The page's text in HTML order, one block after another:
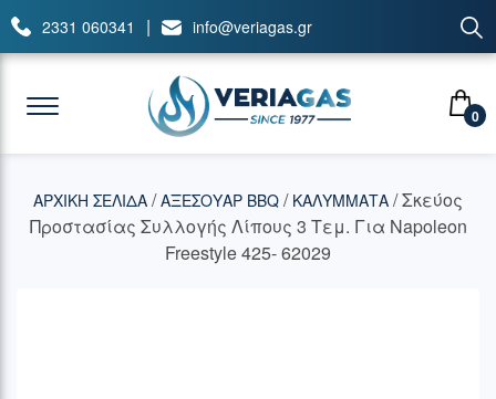
2331 060341 | info@veriagas.gr
0
ΑΡΧΙΚΉ ΣΕΛΊΔΑ /ΑΞΕΣΟΥΑΡ BBQ / ΚΑΛΥΜΜΑΤΑ / Σκεύος
Προστασίας Συλλογής Λίπους 3 Τεμ. Για Napoleon
Freestyle 425- 62029